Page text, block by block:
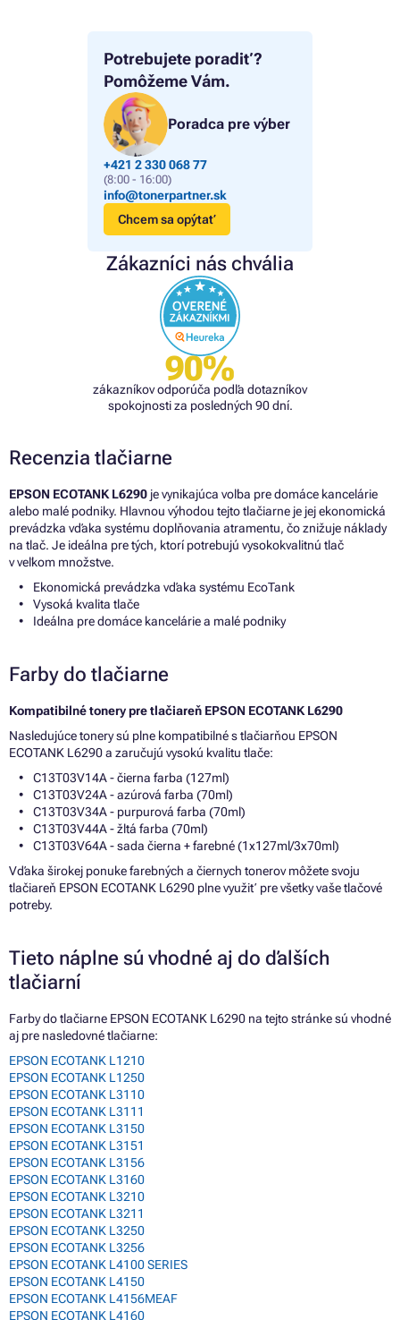
Potrebujete poradiť?
Pomôžeme Vám.
Poradca pre výber
+421 2 330 068 77
(8:00 - 16:00)
info@tonerpartner.sk
Chcem sa opýtať
Zákazníci nás chvália
90%
zákazníkov odporúča podľa dotazníkov
spokojnosti za posledných 90 dní.
Recenzia tlačiarne
EPSON ECOTANK L6290 je vynikajúca voľba pre domáce kancelárie
alebo malé podniky. Hlavnou výhodou tejto tlačiarne je jej ekonomická
prevádzka vďaka systému doplňovania atramentu, čo znižuje náklady
na tlač. Je ideálna pre tých, ktorí potrebujú vysokokvalitnú tlač
v veľkom množstve.
Ekonomická prevádzka vďaka systému EcoTank
Vysoká kvalita tlače
Ideálna pre domáce kancelárie a malé podniky
Farby do tlačiarne
Kompatibilné tonery pre tlačiareň EPSON ECOTANK L6290
Nasledujúce tonery sú plne kompatibilné s tlačiarňou EPSON
ECOTANK L6290 a zaručujú vysokú kvalitu tlače:
C13T03V14A - čierna farba (127ml)
C13T03V24A - azúrová farba (70ml)
C13T03V34A - purpurová farba (70ml)
C13T03V44A - žltá farba (70ml)
C13T03V64A - sada čierna + farebné (1x127ml/3x70ml)
Vďaka širokej ponuke farebných a čiernych tonerov môžete svoju
tlačiareň EPSON ECOTANK L6290 plne využiť pre všetky vaše tlačové
potreby.
Tieto náplne sú vhodné aj do ďalších
tlačiarní
Farby do tlačiarne EPSON ECOTANK L6290 na tejto stránke sú vhodné
aj pre nasledovné tlačiarne:
EPSON ECOTANK L1210
EPSON ECOTANK L1250
EPSON ECOTANK L3110
EPSON ECOTANK L3111
EPSON ECOTANK L3150
EPSON ECOTANK L3151
EPSON ECOTANK L3156
EPSON ECOTANK L3160
EPSON ECOTANK L3210
EPSON ECOTANK L3211
EPSON ECOTANK L3250
EPSON ECOTANK L3256
EPSON ECOTANK L4100 SERIES
EPSON ECOTANK L4150
EPSON ECOTANK L4156MEAF
EPSON ECOTANK L4160